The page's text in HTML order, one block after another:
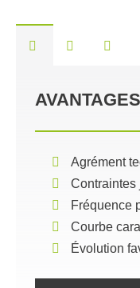
AVANTAGES
Agrément
Contraintes
Fréquence
Courbe
Évolution